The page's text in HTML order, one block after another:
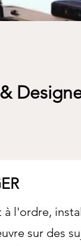
l'ordre,
sur des